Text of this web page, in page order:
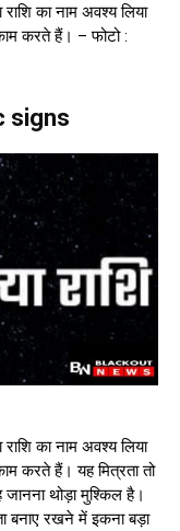
राशि का नाम अवश्य लिया
करते हैं। – फोटो :
signs
राशि का नाम अवश्य लिया
करते हैं। यह मित्रता तो
थोड़ा मुश्किल है।
बनाए रखने में इकना बड़ा